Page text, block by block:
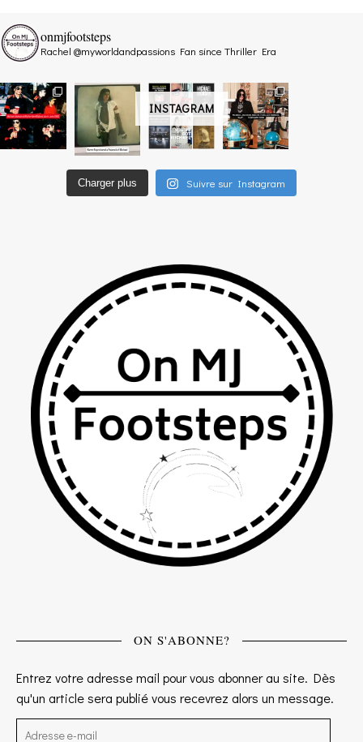
INSTAGRAM
onmjfootsteps
Rachel @myworldandpassions Fan since Thriller Era
Charger plus Suivre sur Instagram
ON S'ABONNE?
Entrez votre adresse mail pour vous abonner au site. Dès
qu'un article sera publié vous recevrez alors un message.
Adresse e-mail